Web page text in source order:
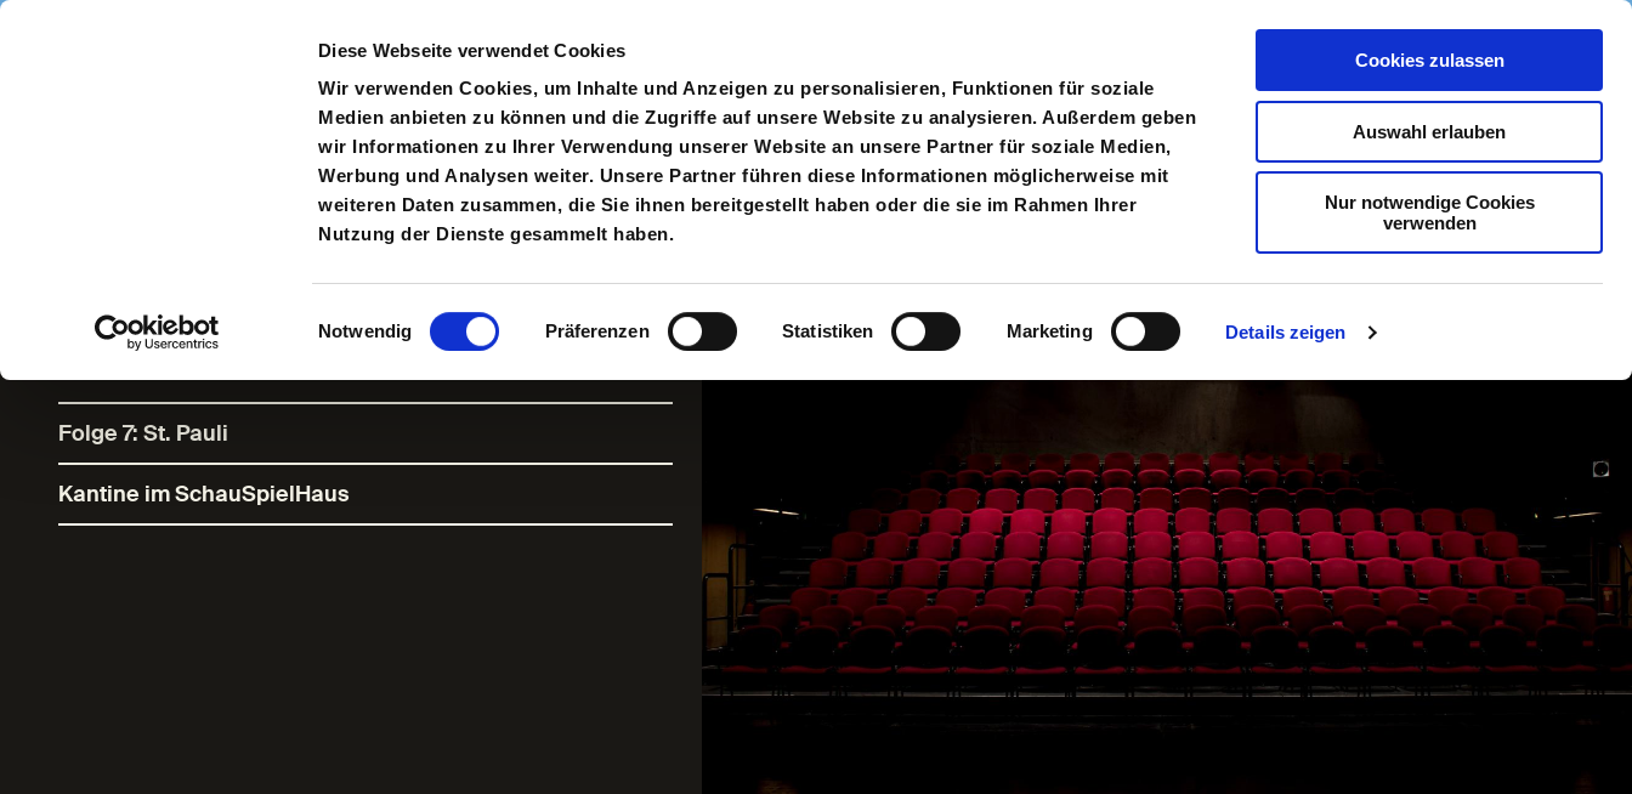
Diese Webseite verwendet Cookies
Wir verwenden Cookies, um Inhalte und Anzeigen zu personalisieren, Funktionen für soziale
Medien anbieten zu können und die Zugriffe auf unsere Website zu analysieren. Außerdem geben
wir Informationen zu Ihrer Verwendung unserer Website an unsere Partner für soziale Medien,
Werbung und Analysen weiter. Unsere Partner führen diese Informationen möglicherweise mit
weiteren Daten zusammen, die Sie ihnen bereitgestellt haben oder die sie im Rahmen Ihrer
Nutzung der Dienste gesammelt haben.
Einwilligungsauswahl
Notwendig Präferenzen Statistiken Marketing Details zeigen
Cookies zulassen
Auswahl erlauben
Nur notwendige Cookies
verwenden
Direkt zum Inhalt
Spielplan Toggle search input Suche Anmelden Anmeldung
Kinder des
Widerstands #7
Folge 7: St. Pauli
Kantine im SchauSpielHaus